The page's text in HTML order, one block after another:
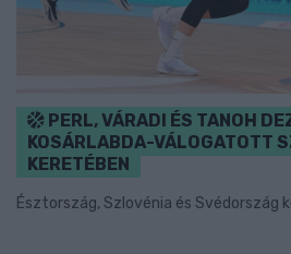
PERL, VÁRADI ÉS TANOH
KOSÁRLABDA-VÁLOGATOTT
KERETÉBEN
Észtország, Szlovénia és Svédország